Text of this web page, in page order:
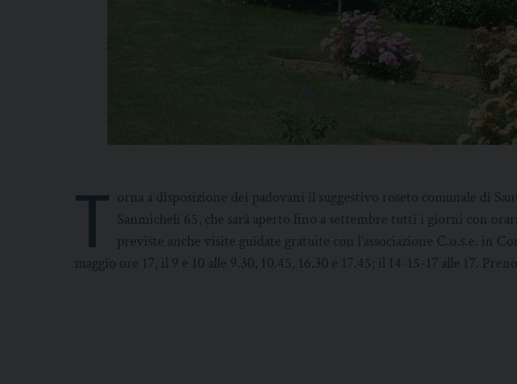
T orna a disposizione dei padovani il suggestivo roseto comunale di
Sanmicheli 65, che sarà aperto fino a settembre tutti i giorni con
previste anche visite guidate gratuite con l’associazione C.o.s.e. in
maggio ore 17, il 9 e 10 alle 9.30, 10.45, 16.30 e 17.45; il 14-15-17 alle 17.